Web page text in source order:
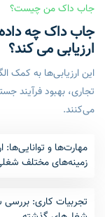
جاب داک من چیست؟
جاب داک چه
ارزیابی می کند؟
این ارزیابی‌ها به
تجاری، بهبود فرآیند
می‌کنند.
مهارت‌ها و توانایی‌ها:
زمینه‌های مختلف
تجربیات کاری: بررسی